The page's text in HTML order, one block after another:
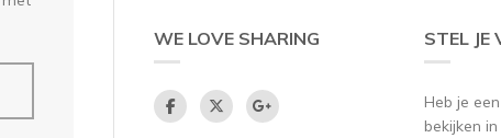
WE LOVE SHARING STEL JE
Heb je
bekijken